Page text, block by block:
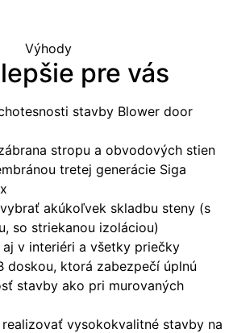
Výhody
pre vás
stavby Blower door
stropu a obvodových stien
tretej generácie Siga
akúkoľvek skladbu steny (s
so striekanou izoláciou)
v interiéri a všetky priečky
doskou, ktorá zabezpečí úplnú
stavby ako pri murovaných
realizovať vysokokvalitné stavby na